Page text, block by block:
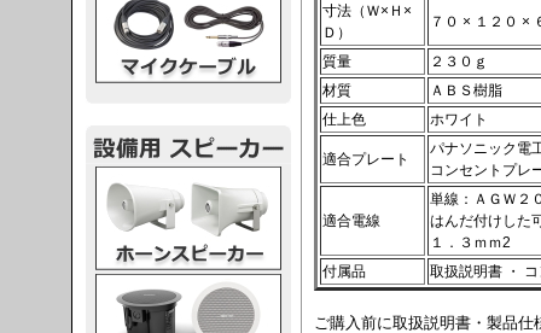
寸法（Ｗ×Ｈ×
Ｄ）
７０ × １２０ ×
質量
２３０ｇ
材質
ＡＢＳ樹脂
仕上色
ホワイト
適合プレート
パナソニック電
コンセントプレ
適合電線
単線：ＡＧＷ
はんだ付けした
１．３ｍｍ2
付属品
取扱説明書 ・
ご購入前に取扱説明書・製品